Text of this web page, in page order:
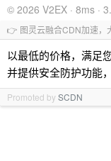
© 2026 V2EX · 8ms ·
👉 图灵云融合CDN加速，
以最低的价格，满足
并提供安全防护功能
Promoted bySCDN